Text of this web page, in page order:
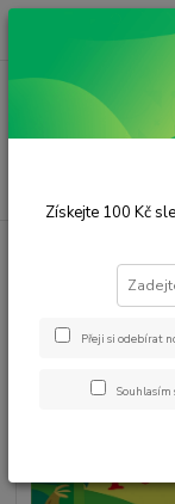
Angličtina pro
Play
Získejte 100 Kč
Přeji si odebírat
Souhlasím